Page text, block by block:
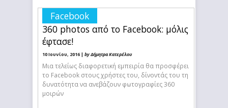
Facebook
360 photos από το Facebook: μόλις
έφτασε!
10 Ιουνίου, 2016 | by Δήμητρα Κατερέλου
Μια τελείως διαφορετική εμπειρία θα προσφέρει
το Facebook στους χρήστες του, δίνοντάς του τη
δυνατότητα να ανεβάζουν φωτογραφίες 360
μοιρών